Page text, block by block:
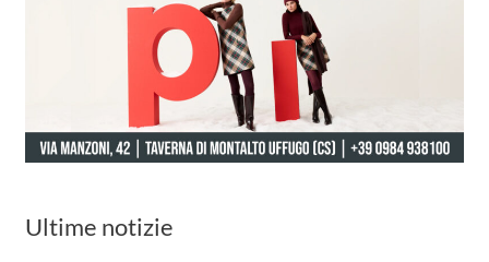
Ultime notizie